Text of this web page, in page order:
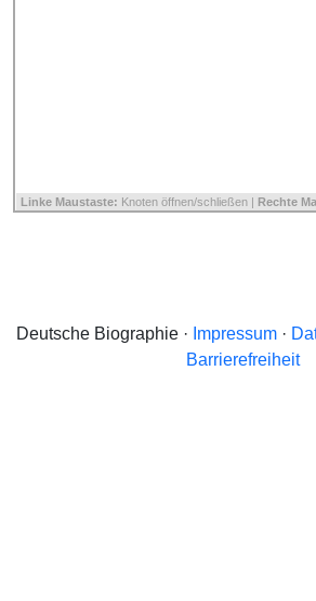
Linke Maustaste: Knoten öffnen/schließen | Rechte
Deutsche Biographie · Impressum·
Barrierefreiheit